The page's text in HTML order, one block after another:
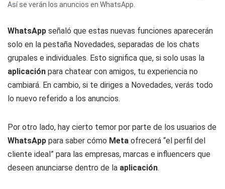
Así se verán los anuncios en WhatsApp.
WhatsApp señaló que estas nuevas funciones aparecerán
solo en la pestaña Novedades, separadas de los chats
grupales e individuales. Esto significa que, si solo usas la
aplicación para chatear con amigos, tu experiencia no
cambiará. En cambio, si te diriges a Novedades, verás todo
lo nuevo referido a los anuncios.
Por otro lado, hay cierto temor por parte de los usuarios de
WhatsApp para saber cómo Meta ofrecerá “el perfil del
cliente ideal” para las empresas, marcas e influencers que
deseen anunciarse dentro de la aplicación.